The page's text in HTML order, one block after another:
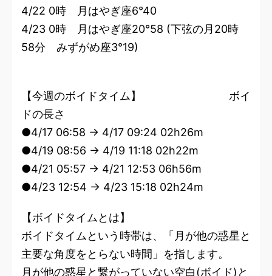
4/22 0時 月はやぎ座6°40
4/23 0時 月はやぎ座20°58 (下弦の月20時
58分 みずがめ座3°19)
【今週のボイドタイム】 ボイ
ドの長さ
●4/17 06:58 → 4/17 09:24 02h26m
●4/19 08:56 → 4/19 11:18 02h22m
●4/21 05:57 → 4/21 12:53 06h56m
●4/23 12:54 → 4/23 15:18 02h24m
【ボイドタイムとは】
ボイドタイムという時帯は、「月が他の惑星と
主要な角度をとらない時間」を指します。
月が他の惑星と繋がっていない空白(ボイド)と